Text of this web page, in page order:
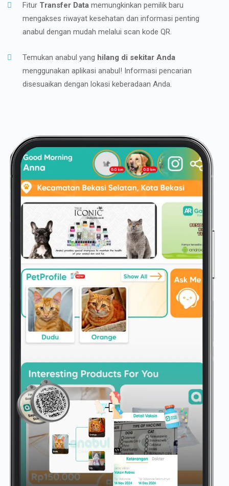
Fitur Transfer Data memungkinkan pemilik baru
mengakses riwayat kesehatan dan informasi penting
anabul dengan mudah melalui scan kode QR.
Temukan anabul yang hilang di sekitar Anda
menggunakan aplikasi anabul! Informasi pencarian
disesuaikan dengan lokasi keberadaan Anda.